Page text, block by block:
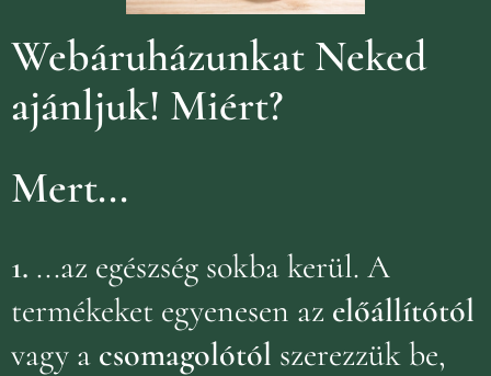
Webáruházunkat Neked
ajánljuk! Miért?
Mert...
1. ...az egészség sokba kerül. A
termékeket egyenesen az előállítótól
vagy a csomagolótól szerezzük be,